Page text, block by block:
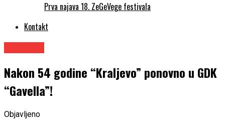
Prva najava 18. ZeGeVege festivala
Kontakt
Nakon 54 godine “Kraljevo” ponovno u GDK
“Gavella”!
Objavljeno